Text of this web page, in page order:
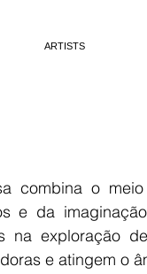
ARTISTS
combina o
e da
na exploração
e atingem o